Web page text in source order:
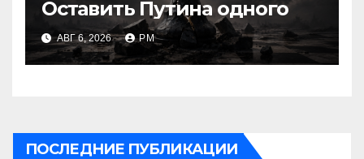
Оставить Путина одного
АВГ 6, 2026 РМ
ПОСЛЕДНИЕ ПУБЛИКАЦИИ